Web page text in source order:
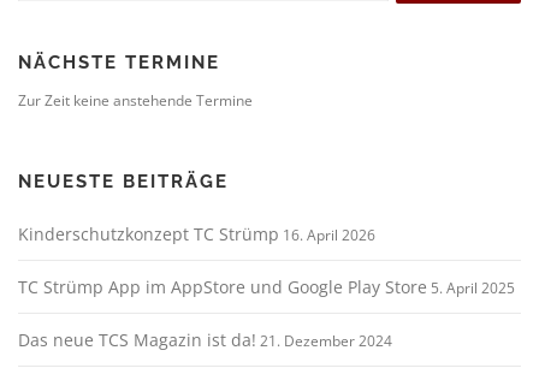
NÄCHSTE TERMINE
Zur Zeit keine anstehende Termine
NEUESTE BEITRÄGE
Kinderschutzkonzept TC Strümp 16. April 2026
TC Strümp App im AppStore und Google Play Store 5. April 2025
Das neue TCS Magazin ist da! 21. Dezember 2024